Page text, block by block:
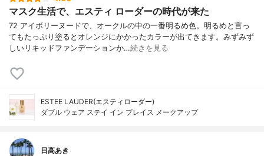
マスク生活で、エスティ ローダーの時代が来た
72 アイボリーヌードで、オークルの中の一番明るめ色。明るめと言っ
てもたっぷり塗るとオレンジにかかったカラーが出てきます。みずみず
しいリキッドファンデーションか…続きを見る
ESTEE LAUDER(エスティローダー)
ダブル ウェア ステイ イン プレイス メークアップ
日高あき